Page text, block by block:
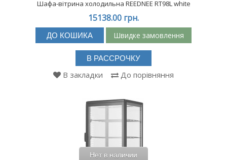
Шафа-вітрина холодильна REEDNEE RT98L white
15138.00 грн.
ДО КОШИКА Швидке замовлення
В РАССРОЧКУ
В закладки До порівняння
Нет в наличии